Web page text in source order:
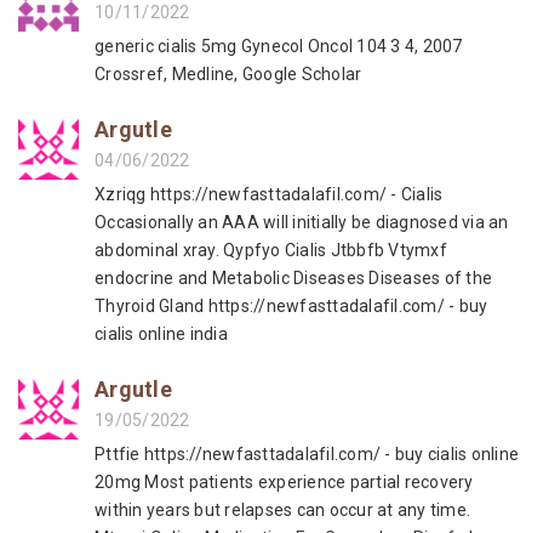
10/11/2022
generic cialis 5mg Gynecol Oncol 104 3 4, 2007
Crossref, Medline, Google Scholar
Argutle
04/06/2022
Xzriqg https://newfasttadalafil.com/ - Cialis
Occasionally an AAA will initially be diagnosed via an
abdominal xray. Qypfyo Cialis Jtbbfb Vtymxf
endocrine and Metabolic Diseases Diseases of the
Thyroid Gland https://newfasttadalafil.com/ - buy
cialis online india
Argutle
19/05/2022
Pttfie https://newfasttadalafil.com/ - buy cialis online
20mg Most patients experience partial recovery
within years but relapses can occur at any time.